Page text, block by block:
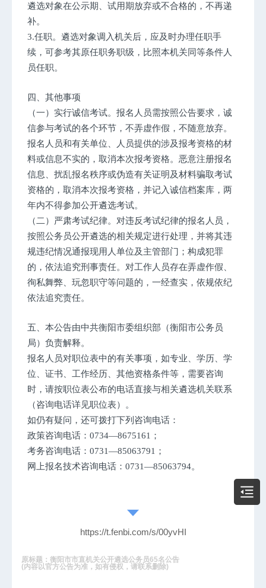
遴选对象在公示期、试用期放弃或不合格的，不再递
补。
3.任职。遴选对象调入机关后，应及时办理任职手
续，可参考其原任职务职级，比照本机关同等条件人
员任职。
四、其他事项
（一）实行诚信考试。报名人员需按照公告要求，诚
信参与考试的各个环节，不弄虚作假，不随意放弃。
报名人员和有关单位、人员提供的涉及报考资格的材
料或信息不实的，取消本次报考资格。恶意注册报名
信息、扰乱报名秩序或伪造有关证明及材料骗取考试
资格的，取消本次报考资格，并记入诚信档案库，两
年内不得参加公开遴选考试。
（二）严肃考试纪律。对违反考试纪律的报名人员，
按照公务员公开遴选的相关规定进行处理，并将其违
规违纪情况通报现用人单位及主管部门；构成犯罪
的，依法追究刑事责任。对工作人员存在弄虚作假、
徇私舞弊、玩忽职守等问题的，一经查实，依规依纪
依法追究责任。
五、本公告由中共衡阳市委组织部（衡阳市公务员
局）负责解释。
报名人员对职位表中的有关事项，如专业、学历、学
位、证书、工作经历、其他资格条件等，需要咨询
时，请按职位表公布的电话直接与相关遴选机关联系
（咨询电话详见职位表）。
如仍有疑问，还可拨打下列咨询电话：
政策咨询电话：0734—8675161；
考务咨询电话：0731—85063791；
网上报名技术咨询电话：0731—85063794。
https://t.fenbi.com/s/00yvHI
原标题：衡阳市市直机关公开遴选公务员65名公告
(内容以官方公告为准，如有侵权，请联系删除)